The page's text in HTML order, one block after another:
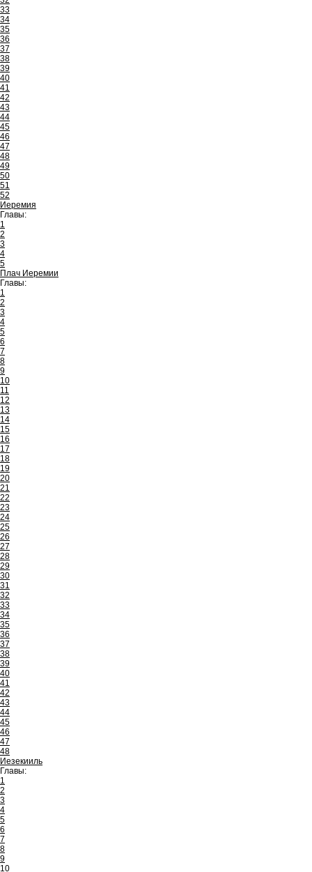
33
34
35
36
37
38
39
40
41
42
43
44
45
46
47
48
49
50
51
52
Иеремия
Главы:
1
2
3
4
5
Плач Иеремии
Главы:
1
2
3
4
5
6
7
8
9
10
11
12
13
14
15
16
17
18
19
20
21
22
23
24
25
26
27
28
29
30
31
32
33
34
35
36
37
38
39
40
41
42
43
44
45
46
47
48
Иезекииль
Главы:
1
2
3
4
5
6
7
8
9
10